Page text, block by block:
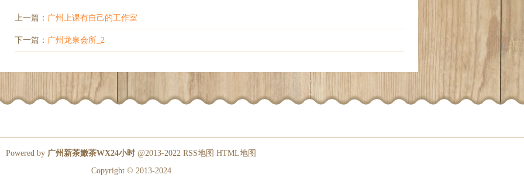
上一篇： 广州上课有自己的工作室
下一篇： 广州龙泉会所_2
Powered by 广州新茶嫩茶WX24小时 @2013-2022 RSS地图 HTML地图
Copyright © 2013-2024